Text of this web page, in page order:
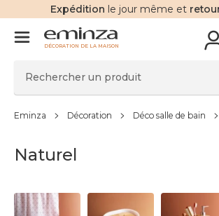
Expédition le jour même et
DÉCORATION DE LA MAISON
Eminza Décoration Déco salle de bain
Naturel